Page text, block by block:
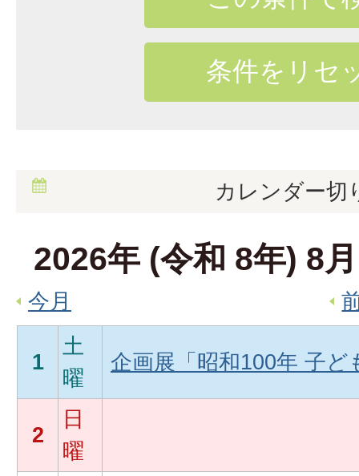
カレンダー切
2026年 (令和 8年) 8
今月
1
土
曜
企画展「昭和100年 子
2
日
曜